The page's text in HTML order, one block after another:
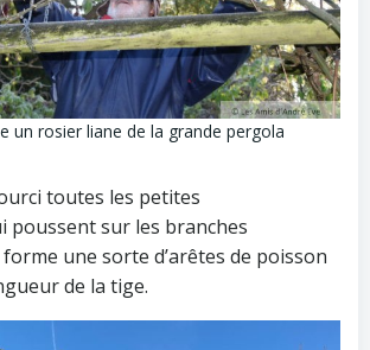
un rosier liane de la grande pergola
toutes les petites
poussent sur les branches
une sorte d’arêtes de poisson
de la tige.